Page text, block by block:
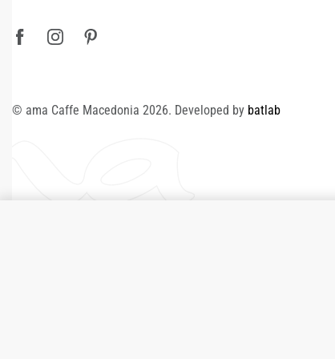
© ama Caffe Macedonia 2026. Developed by batlab